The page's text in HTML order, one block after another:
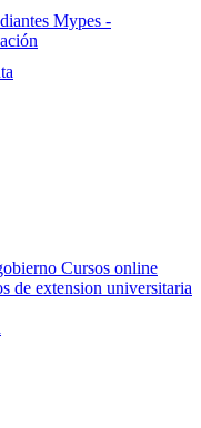
Mypes -
Cursos online
de extension universitaria